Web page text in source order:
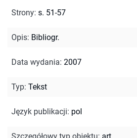
Strony: s. 51-57
Opis: Bibliogr.
Data wydania: 2007
Typ: Tekst
Język publikacji: pol
Szczegółowy typ obiektu: art